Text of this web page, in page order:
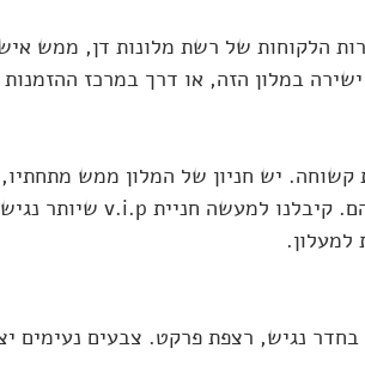
במלון הזה, או דרך במרכז
למעלון.
בחדר נגיש, רצפת פרקט. צבעים נעימים